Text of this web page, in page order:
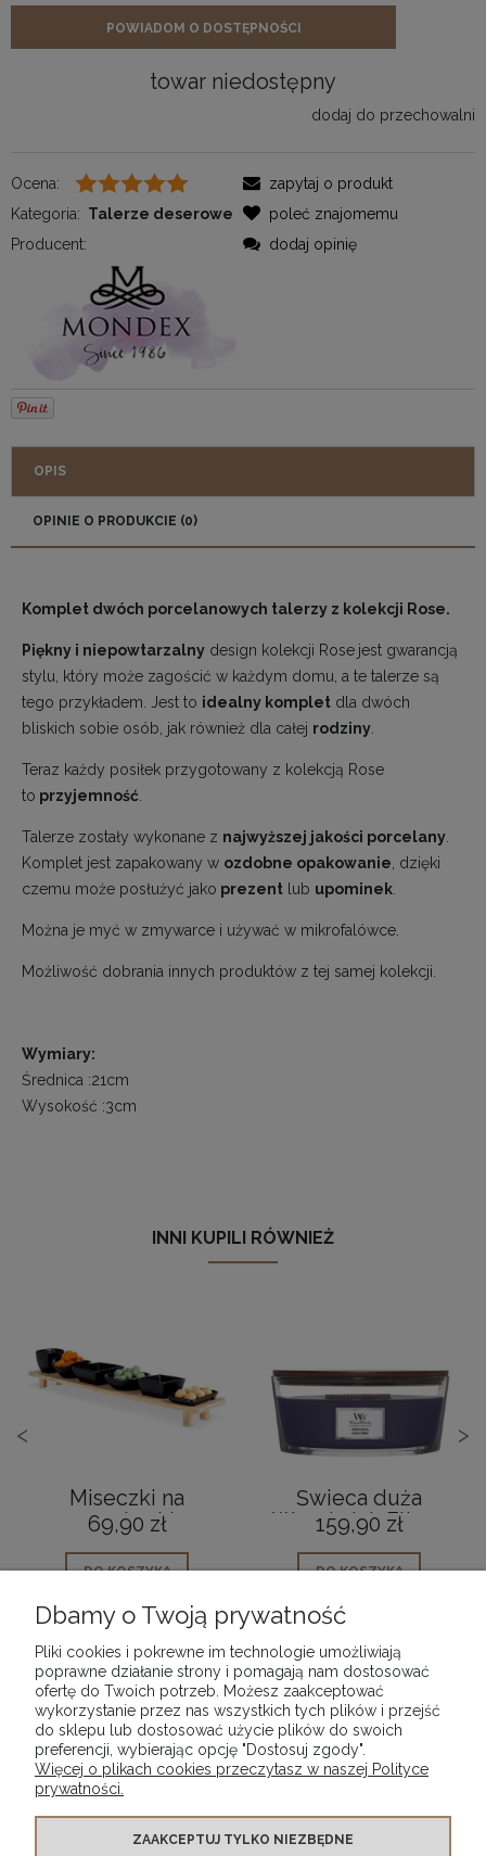
POWIADOM O DOSTĘPNOŚCI
towar niedostępny
dodaj do przechowalni
Ocena:
Kategoria: Talerze deserowe
Producent:
zapytaj o produkt
poleć znajomemu
dodaj opinię
OPIS
OPINIE O PRODUKCIE (0)
Komplet dwóch porcelanowych talerzy z kolekcji Rose.
Piękny i niepowtarzalny design kolekcji Rose jest gwarancją
stylu, który może zagościć w każdym domu, a te talerze są
tego przykładem. Jest to idealny komplet dla dwóch
bliskich sobie osób, jak również dla całej rodziny
Teraz każdy posiłek przygotowany z kolekcją Rose
to przyjemność
Talerze zostały wykonane z najwyższej jakości porcelany
Komplet jest zapakowany w ozdobne opakowanie , dzięki
czemu może posłużyć jako prezent lub upominek
Można je myć w zmywarce i używać w mikrofalówce.
Możliwość dobrania innych produktów z tej samej kolekcji.
Wymiary:
Średnica :21cm
Wysokość :3cm
INNI KUPILI RÓWNIEŻ
<
Miseczki na
przekąski
na tacy 7
69,90 zł
DO KOSZYKA
Świeca duża
Woodwick Elipse
159,90 zł
DO KOSZYKA
>
POMOC
MOJE KONTO
PŁATNOŚCI I DOSTAWA
Dbamy o Twoją prywatność
Pliki cookies i pokrewne im technologie umożliwiają
poprawne działanie strony i pomagają nam dostosować
ofertę do Twoich potrzeb. Możesz zaakceptować
wykorzystanie przez nas wszystkich tych plików i przejść
do sklepu lub dostosować użycie plików do swoich
preferencji, wybierając opcję "Dostosuj zgody".
Więcej o plikach cookies przeczytasz w naszej Polityce
prywatności.
ZAAKCEPTUJ TYLKO NIEZBĘDNE